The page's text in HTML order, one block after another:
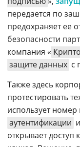
передается по
предохраняет ее
безопасности
компания «
защите данных с
Также здесь
протестировать
использует
аутентификации
открывает доступ